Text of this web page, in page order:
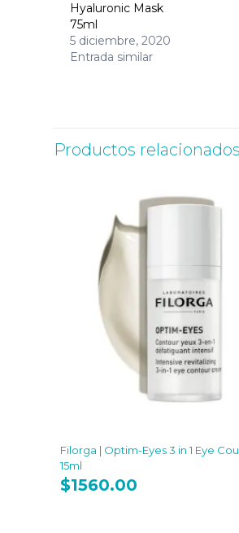
Hyaluronic Mask
75ml
5 diciembre, 2020
Entrada similar
Productos relacionados
Filorga | Optim-Eyes 3 in 1 Eye
15ml
$1560.00